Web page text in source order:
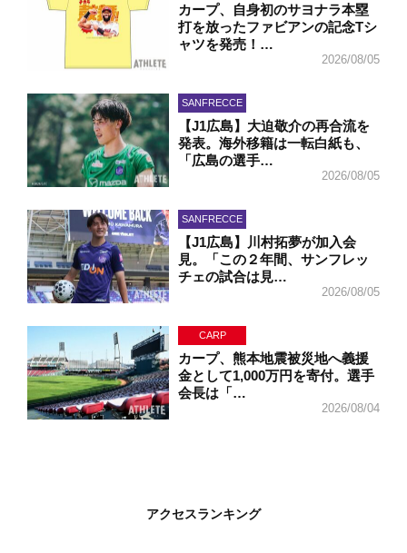
カープ、自身初のサヨナラ本塁
打を放ったファビアンの記念Tシ
ャツを発売！…
2026/08/05
SANFRECCE
【J1広島】大迫敬介の再合流を
発表。海外移籍は一転白紙も、
「広島の選手…
2026/08/05
SANFRECCE
【J1広島】川村拓夢が加入会
見。「この２年間、サンフレッ
チェの試合は見…
2026/08/05
CARP
カープ、熊本地震被災地へ義援
金として1,000万円を寄付。選手
会長は「…
2026/08/04
アクセスランキング